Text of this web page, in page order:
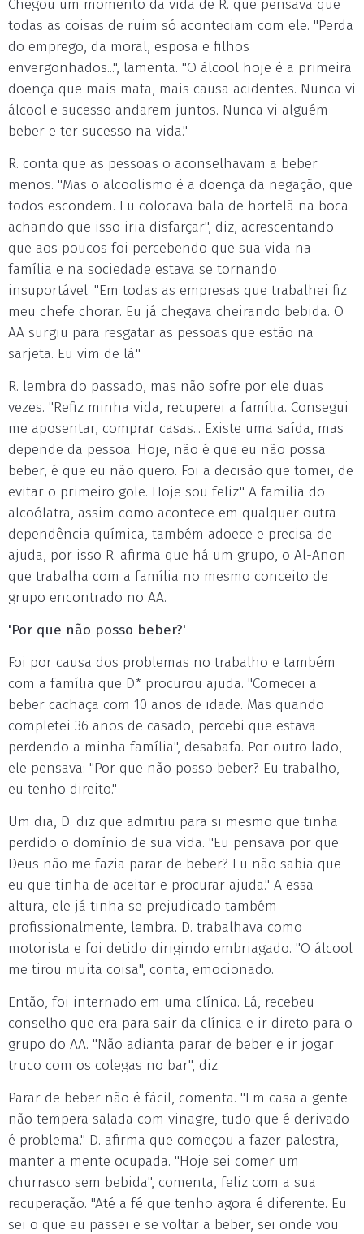
Chegou um momento da vida de R. que pensava que
todas as coisas de ruim só aconteciam com ele. "Perda
do emprego, da moral, esposa e filhos
envergonhados...", lamenta. "O álcool hoje é a primeira
doença que mais mata, mais causa acidentes. Nunca vi
álcool e sucesso andarem juntos. Nunca vi alguém
beber e ter sucesso na vida."
R. conta que as pessoas o aconselhavam a beber
menos. "Mas o alcoolismo é a doença da negação, que
todos escondem. Eu colocava bala de hortelã na boca
achando que isso iria disfarçar", diz, acrescentando
que aos poucos foi percebendo que sua vida na
família e na sociedade estava se tornando
insuportável. "Em todas as empresas que trabalhei fiz
meu chefe chorar. Eu já chegava cheirando bebida. O
AA surgiu para resgatar as pessoas que estão na
sarjeta. Eu vim de lá."
R. lembra do passado, mas não sofre por ele duas
vezes. "Refiz minha vida, recuperei a família. Consegui
me aposentar, comprar casas... Existe uma saída, mas
depende da pessoa. Hoje, não é que eu não possa
beber, é que eu não quero. Foi a decisão que tomei, de
evitar o primeiro gole. Hoje sou feliz." A família do
alcoólatra, assim como acontece em qualquer outra
dependência química, também adoece e precisa de
ajuda, por isso R. afirma que há um grupo, o Al-Anon
que trabalha com a família no mesmo conceito de
grupo encontrado no AA.
'Por que não posso beber?'
Foi por causa dos problemas no trabalho e também
com a família que D.* procurou ajuda. "Comecei a
beber cachaça com 10 anos de idade. Mas quando
completei 36 anos de casado, percebi que estava
perdendo a minha família", desabafa. Por outro lado,
ele pensava: "Por que não posso beber? Eu trabalho,
eu tenho direito."
Um dia, D. diz que admitiu para si mesmo que tinha
perdido o domínio de sua vida. "Eu pensava por que
Deus não me fazia parar de beber? Eu não sabia que
eu que tinha de aceitar e procurar ajuda." A essa
altura, ele já tinha se prejudicado também
profissionalmente, lembra. D. trabalhava como
motorista e foi detido dirigindo embriagado. "O álcool
me tirou muita coisa", conta, emocionado.
Então, foi internado em uma clínica. Lá, recebeu
conselho que era para sair da clínica e ir direto para o
grupo do AA. "Não adianta parar de beber e ir jogar
truco com os colegas no bar", diz.
Parar de beber não é fácil, comenta. "Em casa a gente
não tempera salada com vinagre, tudo que é derivado
é problema." D. afirma que começou a fazer palestra,
manter a mente ocupada. "Hoje sei comer um
churrasco sem bebida", comenta, feliz com a sua
recuperação. "Até a fé que tenho agora é diferente. Eu
sei o que eu passei e se voltar a beber, sei onde vou